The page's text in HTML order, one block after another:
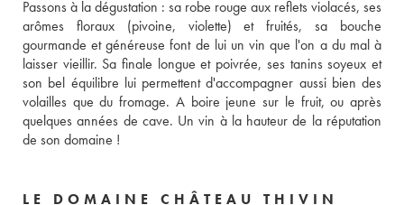
Passons à la dégustation : sa robe rouge aux reflets violacés, ses
arômes floraux (pivoine, violette) et fruités, sa bouche
gourmande et généreuse font de lui un vin que l'on a du mal à
laisser vieillir. Sa finale longue et poivrée, ses tanins soyeux et
son bel équilibre lui permettent d'accompagner aussi bien des
volailles que du fromage. A boire jeune sur le fruit, ou après
quelques années de cave. Un vin à la hauteur de la réputation
de son domaine !
LE DOMAINE CHÂTEAU THIVIN